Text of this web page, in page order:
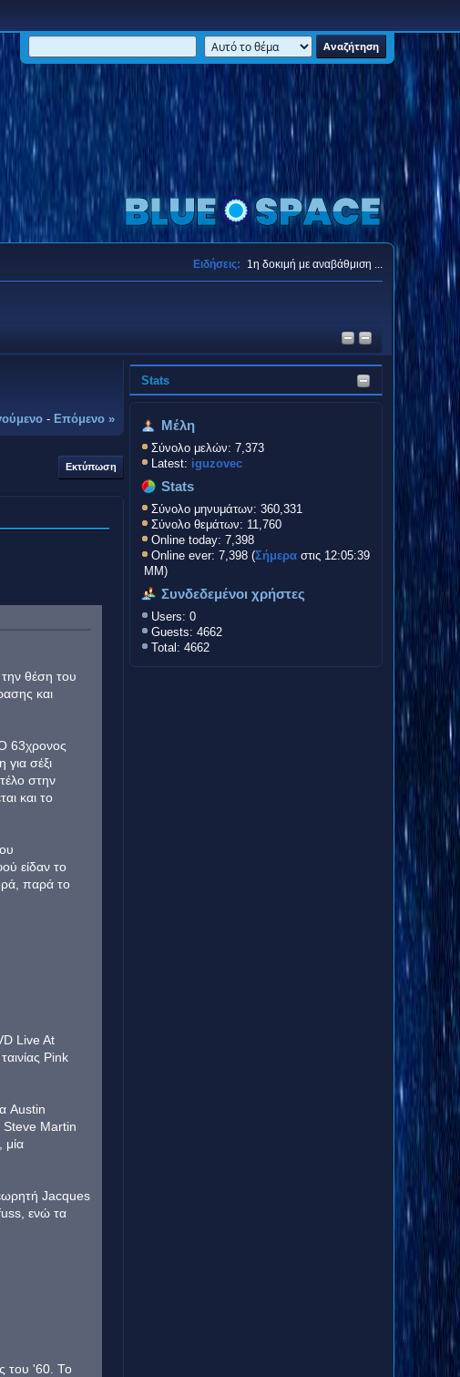
Ειδήσεις: 1η δοκιμή με αναβάθμιση ...
Stats
Μέλη
Σύνολο μελών: 7,373
Latest: iguzovec
Stats
Σύνολο μηνυμάτων: 360,331
Σύνολο θεμάτων: 11,760
Online today: 7,398
Online ever: 7,398 (Σήμερα στις 12:05:39
ΜΜ)
Συνδεδεμένοι χρήστες
Users: 0
Guests: 4662
Total: 4662
- Επόμενο »
Εκτύπωση
θέση του
και
63χρονος
σέξι
στην
και το
είδαν το
παρά το
Live At
Pink
Austin
Steve Martin
μία
Jacques
ενώ τα
του '60. Το